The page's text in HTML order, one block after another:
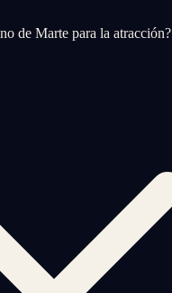
de Marte para la atracción?